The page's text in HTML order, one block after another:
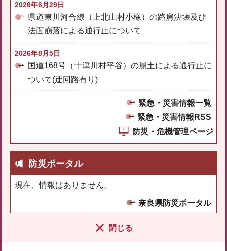
2026年6月29日
県道東川河合線（上北山村小橡）の路肩決壊及び
法面崩落による通行止について
2026年8月5日
国道168号（十津川村平谷）の崩土による通行止に
ついて(迂回路有り)
緊急・災害情報一覧
緊急・災害情報RSS
防災・危機管理ページ
防災ポータル
現在、情報はありません。
奈良県防災ポータル
閉じる